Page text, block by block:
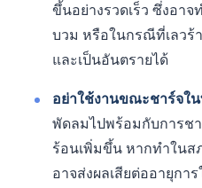
ขึ้นอย่างรวดเร็ว ซึ่งอา
บวม หรือในกรณีที่เลวร้
และเป็นอันตรายได้
อย่าใช้งานขณะชาร์จใ
พัดลมไปพร้อมกับการช
ร้อนเพิ่มขึ้น หากทำใน
อาจส่งผลเสียต่ออายุกา